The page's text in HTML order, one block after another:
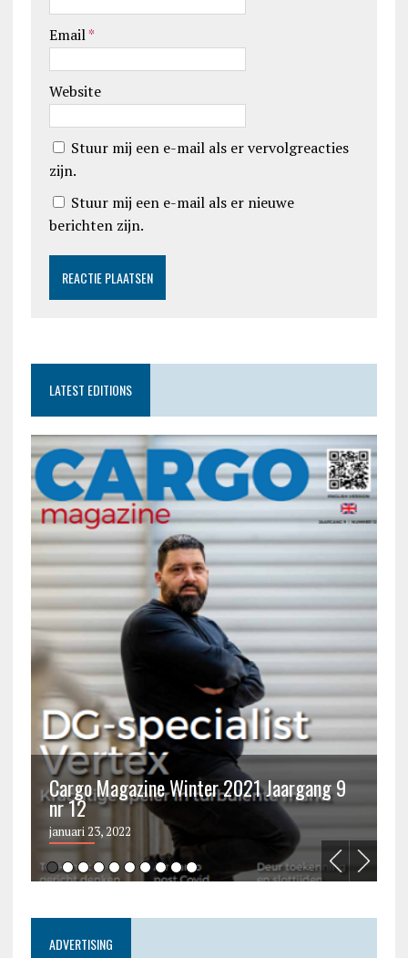
Email*
Website
Stuur mij een e-mail als er vervolgreacties
zijn.
Stuur mij een e-mail als er nieuwe
berichten zijn.
LATEST EDITIONS
Cargo Magazine Winter 2021 Jaargang 9
nr 12
januari 23, 2022
ADVERTISING